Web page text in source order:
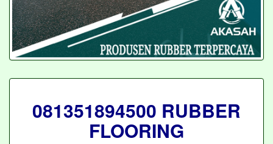
081351894500 RUBBER
FLOORING